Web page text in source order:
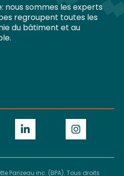
nous sommes les experts
regroupent toutes les
du bâtiment et au
Parizeau inc. (BPA). Tous droits